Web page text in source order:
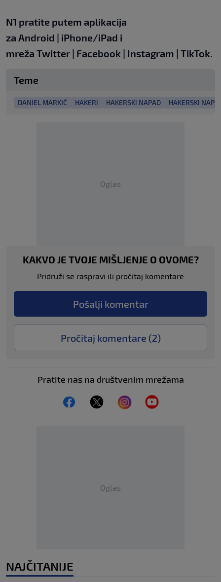
N1 pratite putem aplikacija
za Android | iPhone/iPad i
mreža Twitter | Facebook | Instagram | TikTok.
Teme
DANIEL MARKIĆ HAKERI HAKERSKI NAPAD HAKERSKI
Oglas
KAKVO JE TVOJE MIŠLJENJE O OVOME?
Pridruži se raspravi ili pročitaj komentare
Pošalji komentar
Pročitaj komentare (2)
Pratite nas na društvenim mrežama
Oglas
NAJČITANIJE